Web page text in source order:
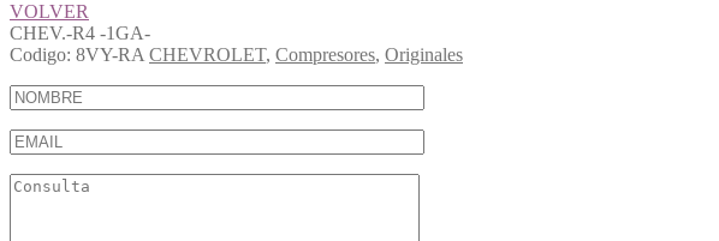
VOLVER
CHEV.-R4 -1GA-
Codigo: 8VY-RA CHEVROLET, Compresores, Originales